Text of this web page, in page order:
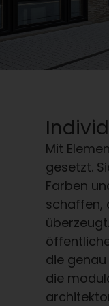
Mit
gesetzt.
Farben
schaffen,
die
die